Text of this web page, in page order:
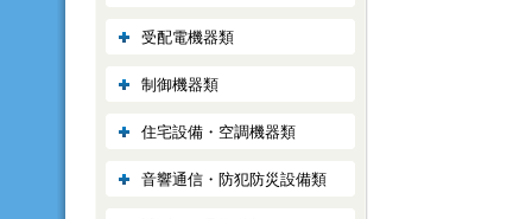
受配電機器類
制御機器類
住宅設備・空調機器類
音響通信・防犯防災設備類